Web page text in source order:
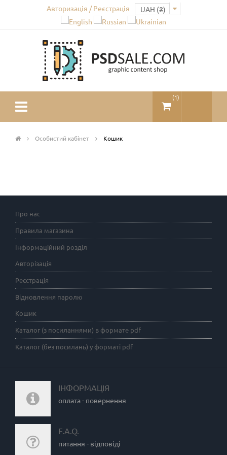
Авторизація / Реєстрація
(1)
Особистий кабінет Кошик
Про нас
Правила магазина
Інформаційний розділ
Авторізація
Реєстрація
Відновлення паролю
Кошик
Каталог (з посиланнями) в формате pdf
Каталог (без посилань) у форматі pdf
ІНФОРМАЦІЯ
оплата - повернення
F.A.Q.
питання - відповіді